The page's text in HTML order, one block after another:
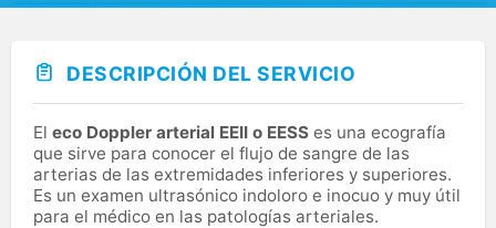
DESCRIPCIÓN DEL SERVICIO
El eco Doppler arterial EEII o EESS es una ecografía
que sirve para conocer el flujo de sangre de las
arterias de las extremidades inferiores y superiores.
Es un examen ultrasónico indoloro e inocuo y muy útil
para el médico en las patologías arteriales.